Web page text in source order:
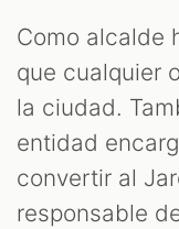
Como alcalde
que cualquier
la ciudad.
entidad
convertir al
responsable